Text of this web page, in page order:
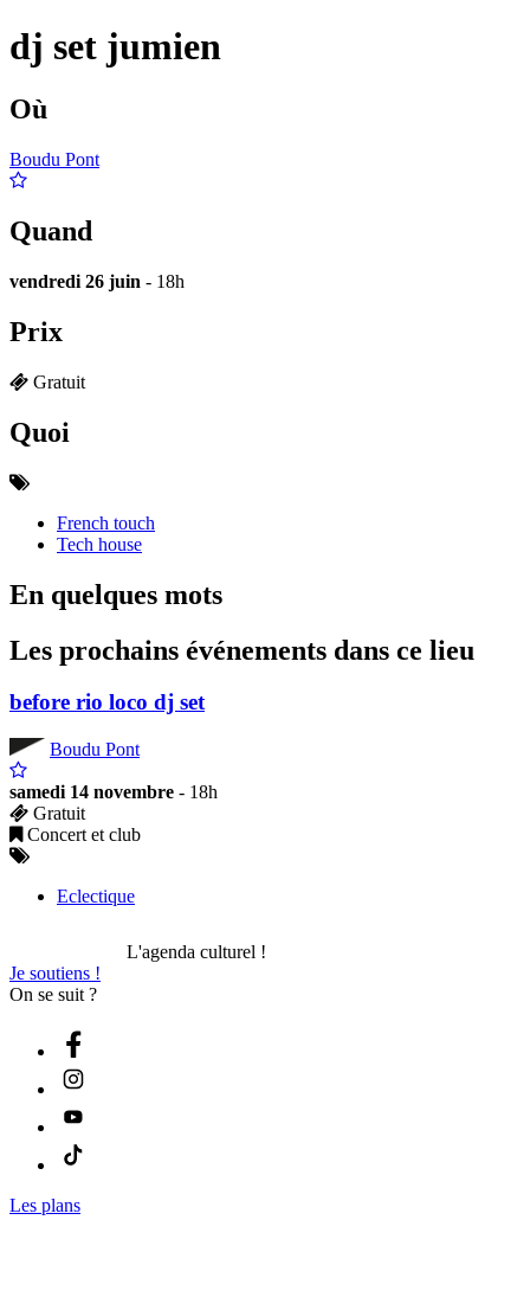
dj set jumien
Où
Boudu Pont
Quand
vendredi 26 juin - 18h
Prix
Gratuit
Quoi
French touch
Tech house
En quelques mots
Les prochains événements dans ce lieu
before rio loco dj set
Boudu Pont
samedi 14 novembre - 18h
Gratuit
Concert et club
Eclectique
L'agenda culturel !
Je soutiens !
On se suit ?
Les plans